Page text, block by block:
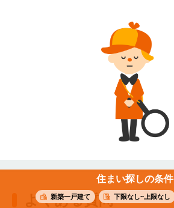
住まい探しの条件
新築一戸建て 下限なし~上限なし
よくある質問